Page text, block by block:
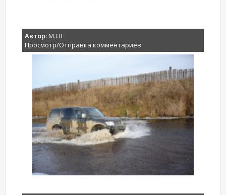
Автор:M.I.B
Просмотр/Отправка комментариев